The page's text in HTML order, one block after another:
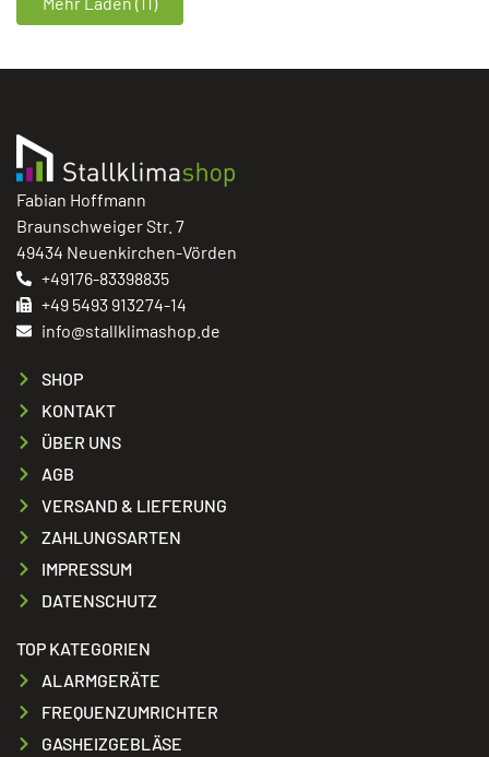
Fabian Hoffmann
Braunschweiger Str. 7
49434 Neuenkirchen-Vörden
+49176-83398835
+49 5493 913274-14
info@stallklimashop.de
SHOP
KONTAKT
ÜBER UNS
AGB
VERSAND & LIEFERUNG
ZAHLUNGSARTEN
IMPRESSUM
DATENSCHUTZ
TOP KATEGORIEN
ALARMGERÄTE
FREQUENZUMRICHTER
GASHEIZGEBLÄSE